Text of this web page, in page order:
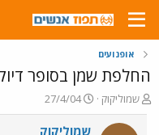
אופנועים
החלפת שמן בסופר
פ
ו
ת
שמוליקוק
פ
ו
ר
27/4/04
שמוליקוק